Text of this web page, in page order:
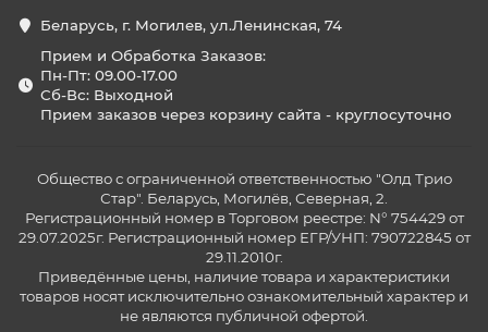
Беларусь, г. Могилев, ул.Ленинская, 74
Прием и Обработка Заказов:
Пн-Пт: 09.00-17.00
Сб-Вс: Выходной
Прием заказов через корзину сайта - круглосуточно
Общество с ограниченной ответственностью "Олд Трио
Стар". Беларусь, Могилёв, Северная, 2.
Регистрационный номер в Торговом реестре: N° 754429 от
29.07.2025г. Регистрационный номер ЕГР/УНП: 790722845 от
29.11.2010г.
Приведённые цены, наличие товара и характеристики
товаров носят исключительно ознакомительный характер и
не являются публичной офертой.